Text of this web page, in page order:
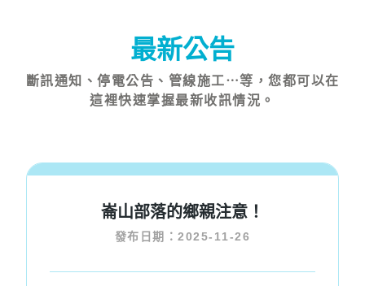
最新公告
斷訊通知、停電公告、管線施工⋯等，您都可以在
這裡快速掌握最新收訊情況。
崙山部落的鄉親注意！
發布日期：2025-11-26